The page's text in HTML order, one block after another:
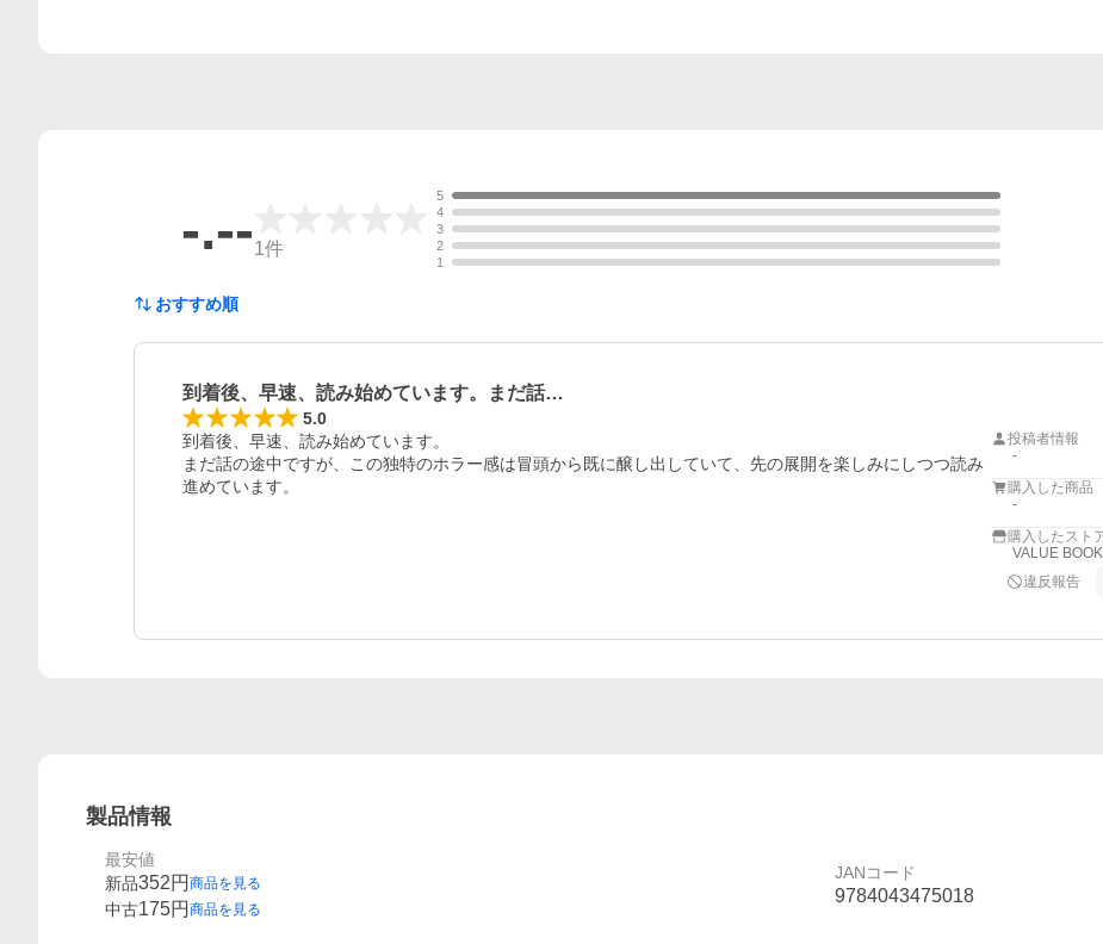
-.--1件
5
4
3
2
1
おすすめ順
到着後、早速、読み始めています。まだ話…
5.0
到着後、早速、読み始めています。
まだ話の途中ですが、この独特のホラー感は冒頭から既に醸し出していて、先の展開を楽しみにしつつ読み
進めています。
投稿者情報
-
購入した商品
-
購入したスト
VALUE
違反報告
製品情報
最安値
新品352円 商品を見る
中古175円 商品を見る
JANコード
9784043475018